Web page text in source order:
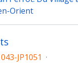
Orient
JP1051 ·